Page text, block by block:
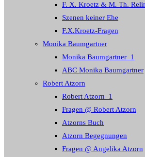
F. X. Kroetz & M. Th.
Szenen keiner Ehe
F.X.Kroetz-Fragen
Monika Baumgartner
Monika Baumgartner_1
ABC Monika Baumgartner
Robert Atzorn
Robert Atzorn_1
Fragen @ Robert Atzorn
Atzorns Buch
Atzorn Begegnungen
Fragen @ Angelika Atzorn